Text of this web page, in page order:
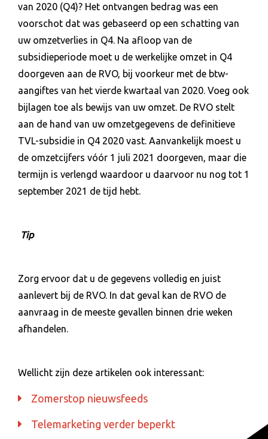
van 2020 (Q4)? Het ontvangen bedrag was een
voorschot dat was gebaseerd op een schatting van
uw omzetverlies in Q4. Na afloop van de
subsidieperiode moet u de werkelijke omzet in Q4
doorgeven aan de RVO, bij voorkeur met de btw-
aangiftes van het vierde kwartaal van 2020. Voeg ook
bijlagen toe als bewijs van uw omzet. De RVO stelt
aan de hand van uw omzetgegevens de definitieve
TVL-subsidie in Q4 2020 vast. Aanvankelijk moest u
de omzetcijfers vóór 1 juli 2021 doorgeven, maar die
termijn is verlengd waardoor u daarvoor nu nog tot 1
september 2021 de tijd hebt.
Tip
Zorg ervoor dat u de gegevens volledig en juist
aanlevert bij de RVO. In dat geval kan de RVO de
aanvraag in de meeste gevallen binnen drie weken
afhandelen.
Wellicht zijn deze artikelen ook interessant:
Zomerstop nieuwsfeeds
Telemarketing verder beperkt